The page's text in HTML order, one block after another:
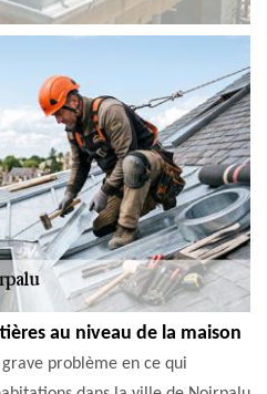
au niveau de la maison
problème en ce qui